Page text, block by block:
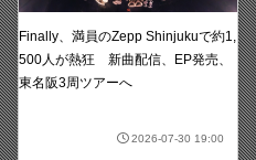
Finally、満員のZepp Shinjukuで約1,
500人が熱狂 新曲配信、EP発売、
東名阪3周ツアーへ
2026-07-30 19:00